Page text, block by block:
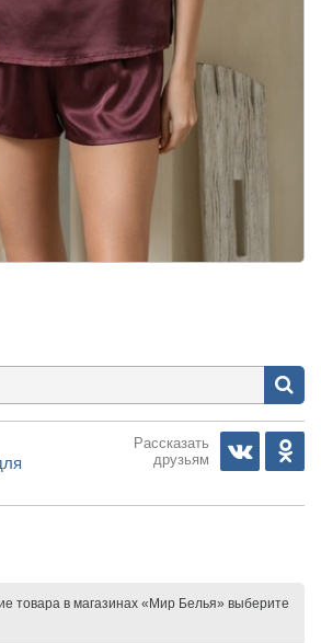
Рассказать
друзьям
товара в магазинах «Мир Белья» выберите